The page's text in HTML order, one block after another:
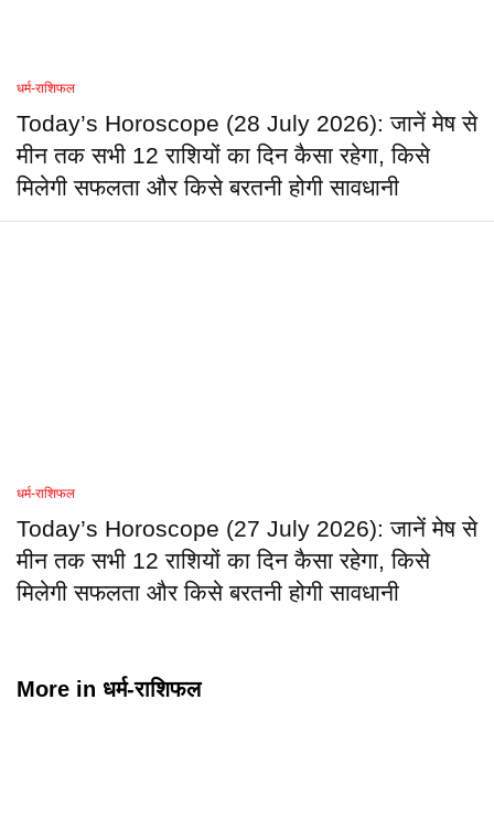
धर्म-राशिफल
Today’s Horoscope (28 July 2026): जानें मेष से
मीन तक सभी 12 राशियों का दिन कैसा रहेगा, किसे
मिलेगी सफलता और किसे बरतनी होगी सावधानी
धर्म-राशिफल
Today’s Horoscope (27 July 2026): जानें मेष से
मीन तक सभी 12 राशियों का दिन कैसा रहेगा, किसे
मिलेगी सफलता और किसे बरतनी होगी सावधानी
More in धर्म-राशिफल